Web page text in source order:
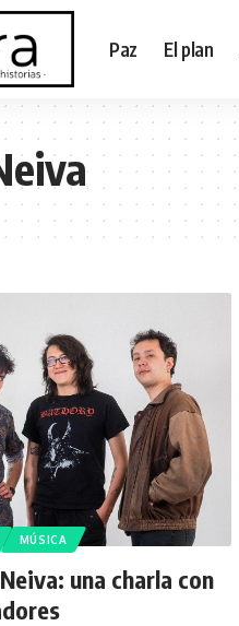
Paz El plan
MÚSICA
una charla con